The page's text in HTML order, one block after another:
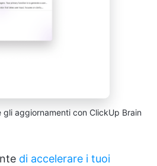
aggiornamenti con ClickUp Brain
di accelerare i tuoi